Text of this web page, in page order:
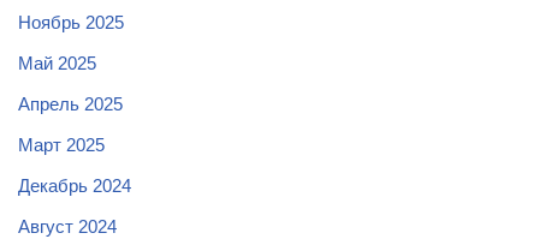
Ноябрь 2025
Май 2025
Апрель 2025
Март 2025
Декабрь 2024
Август 2024